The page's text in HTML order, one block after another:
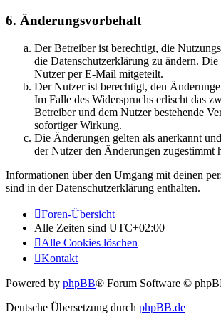
6. Änderungsvorbehalt
Der Betreiber ist berechtigt, die
die Datenschutzerklärung zu ändern.
Nutzer per E-Mail mitgeteilt.
Der Nutzer ist berechtigt, den
Im Falle des Widerspruchs erlischt das
Betreiber und dem Nutzer bestehende
sofortiger Wirkung.
Die Änderungen gelten als anerkannt
der Nutzer den Änderungen zugestimmt
Informationen über den Umgang mit deinen
sind in der Datenschutzerklärung enthalten.
Foren-Übersicht
Alle Zeiten sind UTC+02:00
Alle Cookies löschen
Kontakt
Powered by phpBB® Forum Software ©
Deutsche Übersetzung durch phpBB.de